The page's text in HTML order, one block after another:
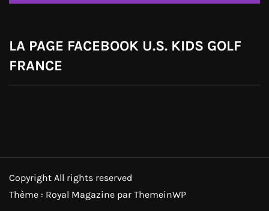
LA PAGE FACEBOOK U.S. KIDS GOLF
FRANCE
Copyright All rights reserved
Thème : Royal Magazine par ThemeinWP